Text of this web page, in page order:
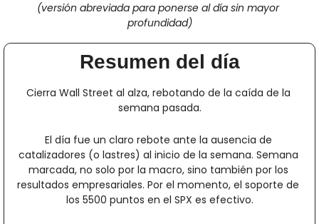
(versión abreviada para ponerse al día sin mayor
profundidad)
Resumen del día
Cierra Wall Street al alza, rebotando de la caída de la
semana pasada.
El día fue un claro rebote ante la ausencia de
catalizadores (o lastres) al inicio de la semana. Semana
marcada, no solo por la macro, sino también por los
resultados empresariales. Por el momento, el soporte de
los 5500 puntos en el SPX es efectivo.